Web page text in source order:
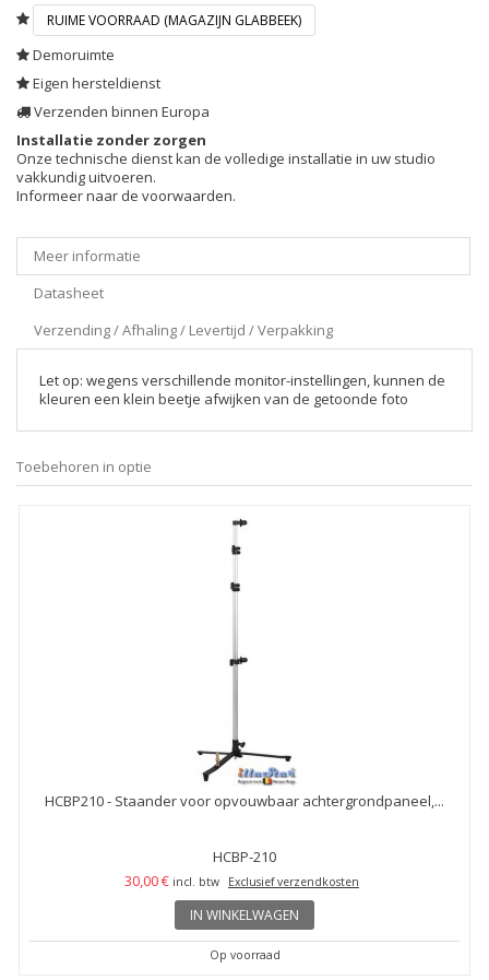
RUIME VOORRAAD (MAGAZIJN GLABBEEK)
Demoruimte
Eigen hersteldienst
Verzenden binnen Europa
Installatie zonder zorgen
Onze technische dienst kan de volledige installatie in uw studio
vakkundig uitvoeren.
Informeer naar de voorwaarden.
Meer informatie
Datasheet
Verzending / Afhaling / Levertijd / Verpakking
Let op: wegens verschillende monitor-instellingen, kunnen de
kleuren een klein beetje afwijken van de getoonde foto
Toebehoren in optie
HCBP210 - Staander voor opvouwbaar achtergrondpaneel,...
HCBP-210
30,00 € incl. btw Exclusief verzendkosten
IN WINKELWAGEN
Op voorraad